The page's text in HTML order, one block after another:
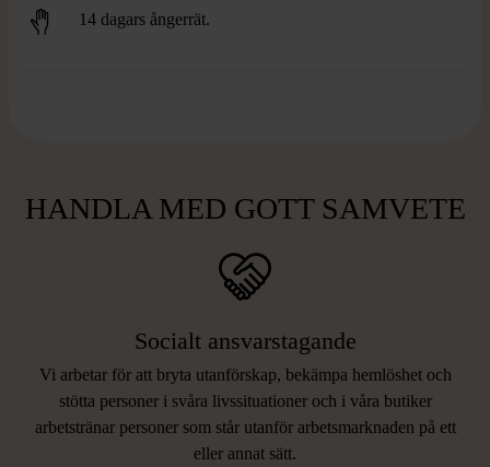
14 dagars ångerrät.
HANDLA MED GOTT SAMVETE
Socialt ansvarstagande
Vi arbetar för att bryta utanförskap, bekämpa hemlöshet och
stötta personer i svåra livssituationer och i våra butiker
arbetstränar personer som står utanför arbetsmarknaden på ett
eller annat sätt.